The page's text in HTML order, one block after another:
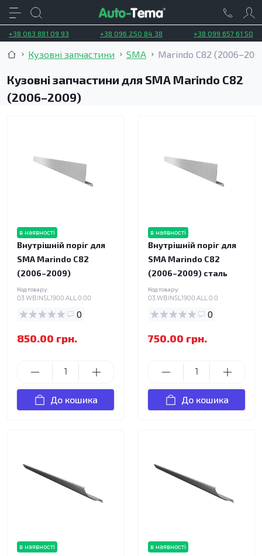
+38 063 881 09 93 +38 096 250 84 38 +38 099 657 61 50
Кузовні запчастини SMA Marindo C82
Кузовні запчастини для SMA Marindo C82
(2006–2009)
в наявності
Внутрішній поріг для
SMA Marindo C82
(2006–2009)
Код товару:
03.WBINSL1900.ALL.0.00
0
850.00 грн.
До кошика
в наявності
Внутрішній поріг для
SMA Marindo C82
(2006–2009) сталь
Код товару:
03.WBINSL1900.ALL.0.0
0
750.00 грн.
До кошика
в наявності в наявності